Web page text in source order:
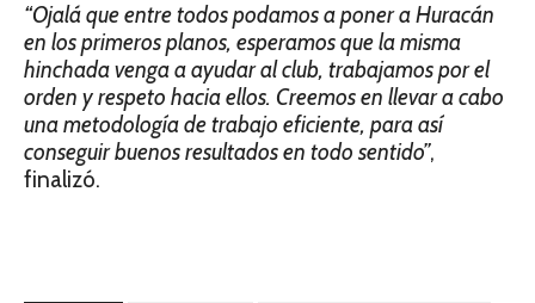
“Ojalá que entre todos podamos a poner a Huracán
en los primeros planos, esperamos que la misma
hinchada venga a ayudar al club, trabajamos por el
orden y respeto hacia ellos. Creemos en llevar a cabo
una metodología de trabajo eficiente, para así
conseguir buenos resultados en todo sentido”,
finalizó.